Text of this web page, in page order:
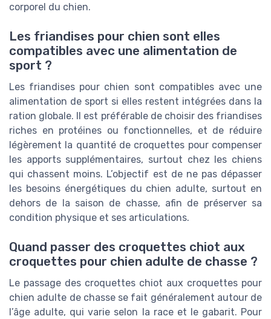
corporel du chien.
Les friandises pour chien sont elles
compatibles avec une alimentation de
sport ?
Les friandises pour chien sont compatibles avec une
alimentation de sport si elles restent intégrées dans la
ration globale. Il est préférable de choisir des friandises
riches en protéines ou fonctionnelles, et de réduire
légèrement la quantité de croquettes pour compenser
les apports supplémentaires, surtout chez les chiens
qui chassent moins. L’objectif est de ne pas dépasser
les besoins énergétiques du chien adulte, surtout en
dehors de la saison de chasse, afin de préserver sa
condition physique et ses articulations.
Quand passer des croquettes chiot aux
croquettes pour chien adulte de chasse ?
Le passage des croquettes chiot aux croquettes pour
chien adulte de chasse se fait généralement autour de
l’âge adulte, qui varie selon la race et le gabarit. Pour